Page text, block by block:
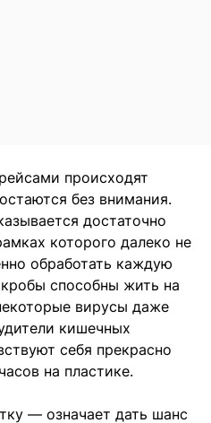
происходят
без внимания.
достаточно
которого далеко не
обработать каждую
способны жить на
вирусы даже
кишечных
себя прекрасно
на пластике.
— означает дать шанс